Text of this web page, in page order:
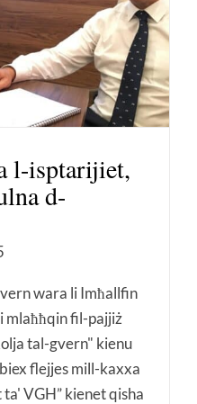
l-isptarijiet,
d-
wara li Imħallfin
mlaħħqin fil-pajjiż
tal-gvern" kienu
flejjes mill-kaxxa
VGH” kienet qisha